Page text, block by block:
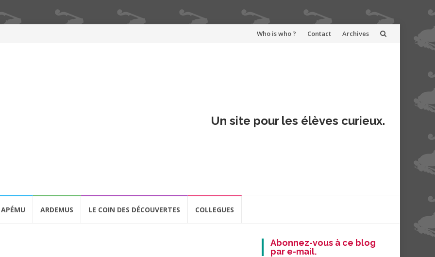
Aller
Who is who ? Contact Archives
Un site pour les élèves curieux.
APÉMU ARDEMUS LE COIN DES DÉCOUVERTES COLLEGUES
Abonnez-vous à ce blog
par e-mail.